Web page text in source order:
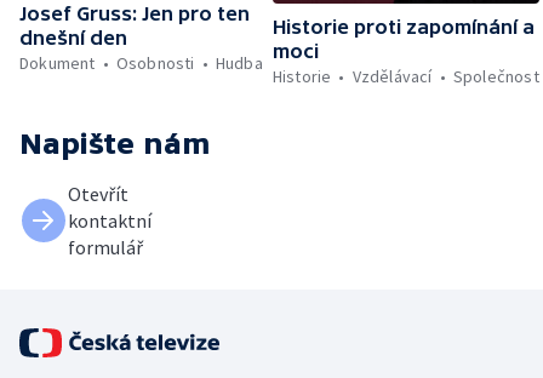
Josef Gruss: Jen pro ten
dnešní den
Dokument
Osobnosti Hudba
Historie proti zapomínání a
moci
Historie
Vzdělávací Společnost
Napište nám
Otevřít
kontaktní
formulář